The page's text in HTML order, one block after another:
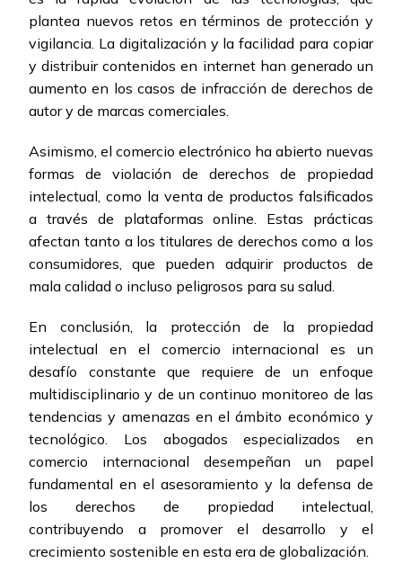
plantea nuevos retos en términos de protección y
vigilancia. La digitalización y la facilidad para copiar
y distribuir contenidos en internet han generado un
aumento en los casos de infracción de derechos de
autor y de marcas comerciales.
Asimismo, el comercio electrónico ha abierto nuevas
formas de violación de derechos de propiedad
intelectual, como la venta de productos falsificados
a través de plataformas online. Estas prácticas
afectan tanto a los titulares de derechos como a los
consumidores, que pueden adquirir productos de
mala calidad o incluso peligrosos para su salud.
En conclusión, la protección de la propiedad
intelectual en el comercio internacional es un
desafío constante que requiere de un enfoque
multidisciplinario y de un continuo monitoreo de las
tendencias y amenazas en el ámbito económico y
tecnológico. Los abogados especializados en
comercio internacional desempeñan un papel
fundamental en el asesoramiento y la defensa de
los derechos de propiedad intelectual,
contribuyendo a promover el desarrollo y el
crecimiento sostenible en esta era de globalización.